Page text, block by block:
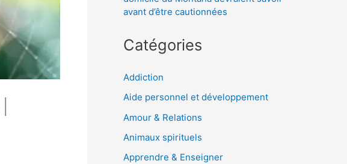
avant d’être cautionnées
Catégories
Addiction
Aide personnel et développement
Amour & Relations
Animaux spirituels
Apprendre & Enseigner